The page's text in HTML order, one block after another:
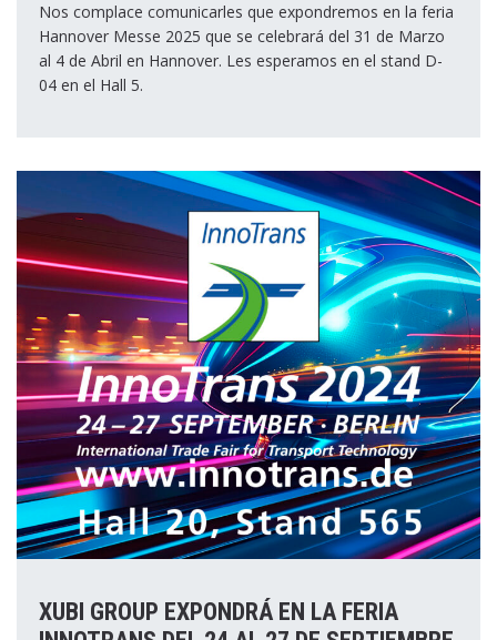
Nos complace comunicarles que expondremos en la feria
Hannover Messe 2025 que se celebrará del 31 de Marzo
al 4 de Abril en Hannover. Les esperamos en el stand D-
04 en el Hall 5.
XUBI GROUP EXPONDRÁ EN LA FERIA